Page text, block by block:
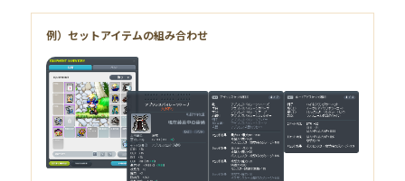
例）セットアイテムの組み合わせ